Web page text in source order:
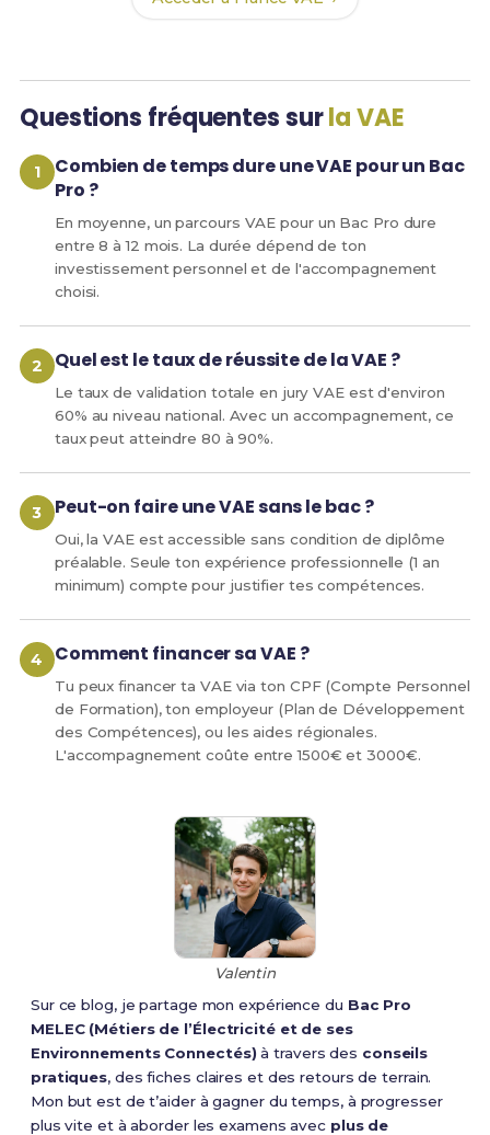
Questions fréquentes surla VAE
Combien de temps dure une VAE pour un Bac
Pro ?
En moyenne, un parcours VAE pour un Bac Pro dure
entre 8 à 12 mois. La durée dépend de ton
investissement personnel et de l'accompagnement
choisi.
Quel est le taux de réussite de la VAE ?
Le taux de validation totale en jury VAE est d'environ
60% au niveau national. Avec un accompagnement, ce
taux peut atteindre 80 à 90%.
Peut-on faire une VAE sans le bac ?
Oui, la VAE est accessible sans condition de diplôme
préalable. Seule ton expérience professionnelle (1 an
minimum) compte pour justifier tes compétences.
Comment financer sa VAE ?
Tu peux financer ta VAE via ton CPF (Compte Personnel
de Formation), ton employeur (Plan de Développement
des Compétences), ou les aides régionales.
L'accompagnement coûte entre 1500€ et 3000€.
Valentin
Sur ce blog, je partage mon expérience du Bac Pro
MELEC (Métiers de l’Électricité et de ses
Environnements Connectés) à travers des conseils
pratiques, des fiches claires et des retours de terrain.
Mon but est de t’aider à gagner du temps, à progresser
plus vite et à aborder les examens avec plus de